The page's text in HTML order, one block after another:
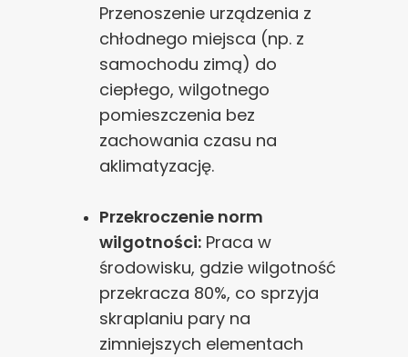
Przenoszenie urządzenia z
chłodnego miejsca (np. z
samochodu zimą) do
ciepłego, wilgotnego
pomieszczenia bez
zachowania czasu na
aklimatyzację.
Przekroczenie norm
wilgotności: Praca w
środowisku, gdzie wilgotność
przekracza 80%, co sprzyja
skraplaniu pary na
zimniejszych elementach